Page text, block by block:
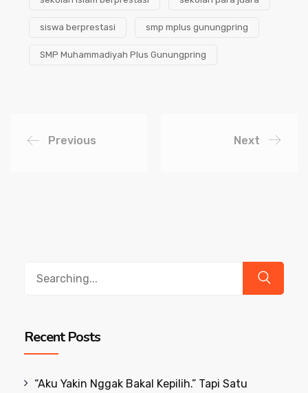
siswa berprestasi smp mplus gunungpring
SMP Muhammadiyah Plus Gunungpring
Previous Next
Recent Posts
“Aku Yakin Nggak Bakal Kepilih.” Tapi Satu